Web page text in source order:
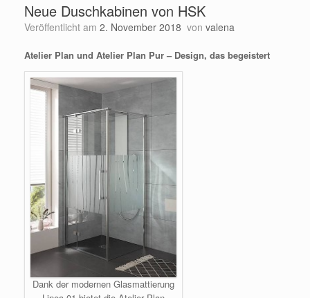
Neue Duschkabinen von HSK
Veröffentlicht am 2. November 2018 von valena
Atelier Plan und Atelier Plan Pur – Design, das begeistert
Dank der modernen Glasmattierung